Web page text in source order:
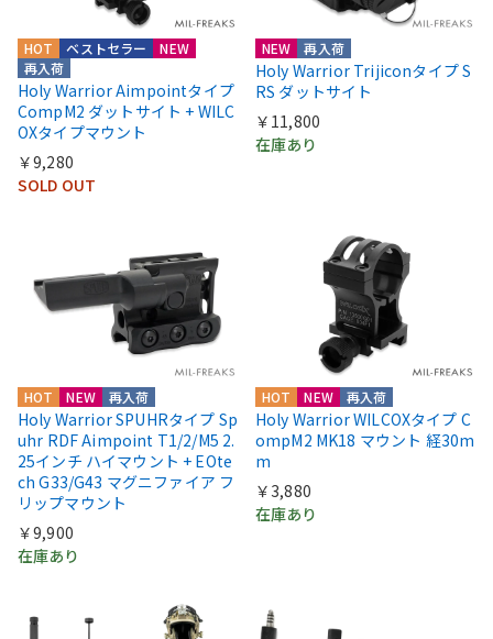
HOT
NEW
再入荷
ベストセラー
Holy Warrior Aimpointタイプ
CompM2 ダットサイト + WILC
OXタイプマウント
￥9,280
SOLD OUT
NEW 再入荷
Holy Warrior Trijiconタイプ S
RS ダットサイト
￥11,800
在庫あり
HOT NEW 再入荷
Holy Warrior SPUHRタイプ Sp
uhr RDF Aimpoint T1/2/M5 2.
25インチ ハイマウント + EOte
ch G33/G43 マグニファイア フ
リップマウント
￥9,900
在庫あり
HOT NEW 再入荷
Holy Warrior WILCOXタイプ C
ompM2 MK18 マウント 経30m
m
￥3,880
在庫あり